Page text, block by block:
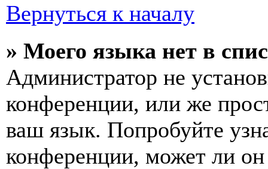
Вернуться к началу
» Моего языка нет в
Администратор не
конференции, или же
ваш язык. Попробуйте
конференции, может ли